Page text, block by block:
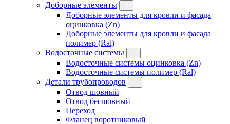
Доборные элементы
Доборные элементы для кровли и фасада
оцинковка (Zn)
Доборные элементы для кровли и фасада
полимер (Ral)
Водосточные системы
Водосточные системы оцинковка (Zn)
Водосточные системы полимер (Ral)
Детали трубопроводов
Отвод шовный
Отвод бесшовный
Переход
Фланец воротниковый